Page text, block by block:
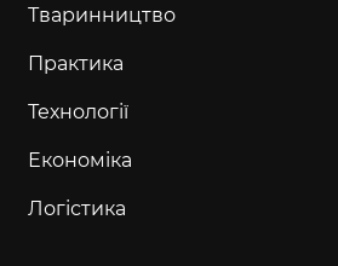
Тваринництво
Практика
Технології
Економіка
Логістика